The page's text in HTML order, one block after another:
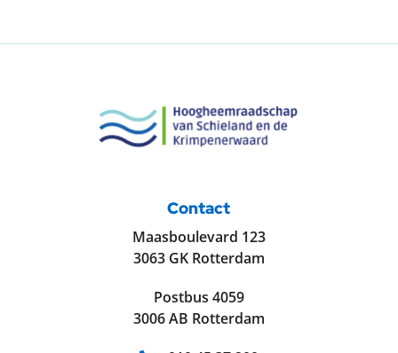
Contact
Maasboulevard 123
3063 GK Rotterdam
Postbus 4059
3006 AB Rotterdam